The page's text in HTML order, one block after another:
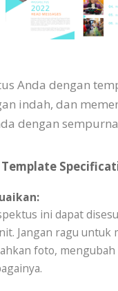
Anda dengan
indah, dan
dengan
ini dapat
Jangan ragu untuk
foto,